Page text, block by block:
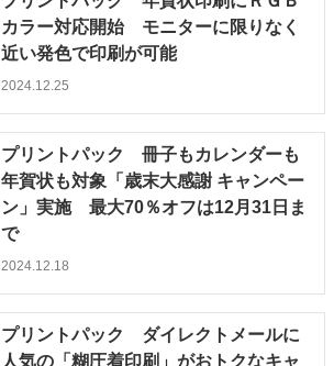
カラー対応開始 モニターに限りなく
近い発色で印刷が可能
2024.12.25
プリントパック 冊子もカレンダーも
年賀状も対象「歳末大感謝 キャンペー
ン」実施 最大70％オフは12月31日ま
で
2024.12.18
プリントパック ダイレクトメールに
人気の「糊圧着印刷」がおトクなキャ